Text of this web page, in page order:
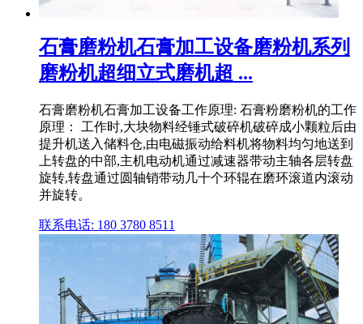
石膏磨粉机石膏加工设备磨粉机系列
磨粉机超细立式磨机超 ...
石膏磨粉机石膏加工设备工作原理: 石膏粉磨粉机的工作
原理： 工作时,大块物料经锤式破碎机破碎成小颗粒后由
提升机送入储料仓,由电磁振动给料机将物料均匀地送到
上转盘的中部,主机电动机通过减速器带动主轴各层转盘
旋转,转盘通过圆轴销带动几十个环辊在磨环滚道内滚动
并旋转。
联系电话: 180 3780 8511